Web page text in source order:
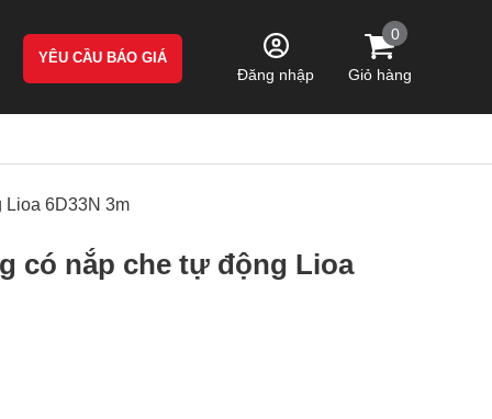
YÊU CẦU BÁO GIÁ
Đăng nhập
0
Giỏ hàng
Lioa 6D33N 3m
có nắp che tự động Lioa